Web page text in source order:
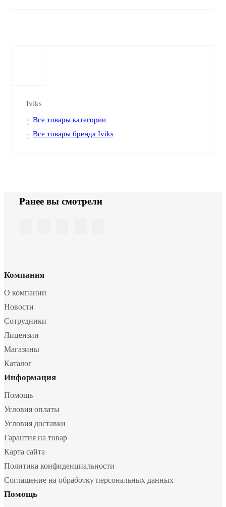
Iviks
Все товары категории
Все товары бренда Iviks
Ранее вы смотрели
Компания
О компании
Новости
Сотрудники
Лицензии
Магазины
Каталог
Информация
Помощь
Условия оплаты
Условия доставки
Гарантия на товар
Карта сайта
Политика конфиденциальности
Соглашение на обработку персональных данных
Помощь